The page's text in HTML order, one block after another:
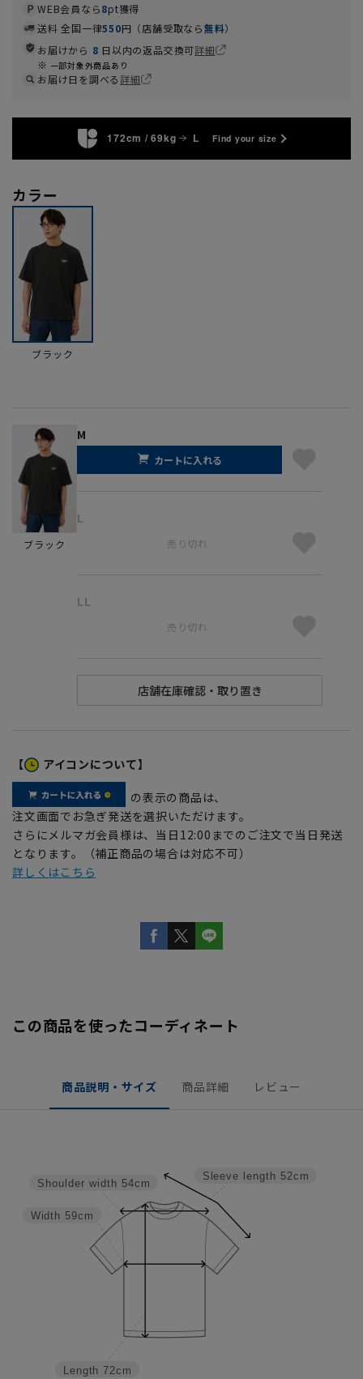
WEB会員なら8pt獲得
送料 全国一律550円（店舗受取なら無料）
お届けから 8 日以内の返品交換可詳細
一部対象外商品あり
お届け日を調べる詳細
172cm / 69kg L Find your size
カラー
ブラック
ブラック
M
カートに入れる
L
売り切れ
LL
売り切れ
【 アイコンについて】
の表示の商品は、
注文画面でお急ぎ発送を選択いただけます。
さらにメルマガ会員様は、当日12:00までのご注文で当日発送
となります。（補正商品の場合は対応不可）
詳しくはこちら
この商品を使ったコーディネート
商品説明・サイズ 商品詳細 レビュー
Sleeve length 52cm
Length 72cm
Width 59cm
Shoulder width 54cm